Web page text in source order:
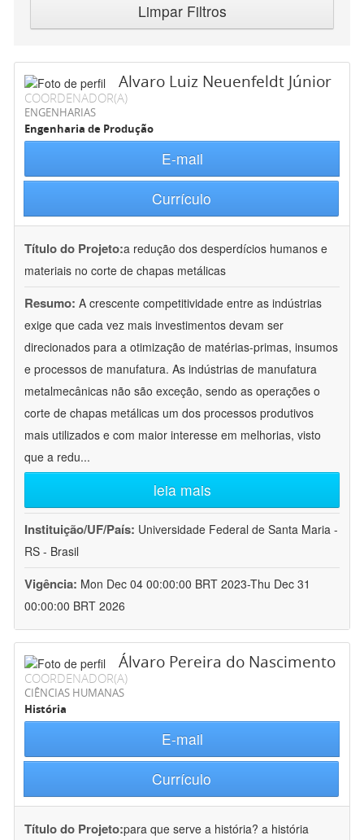
Limpar Filtros
Alvaro Luiz Neuenfeldt Júnior
COORDENADOR(A)
ENGENHARIAS
Engenharia de Produção
E-mail
Currículo
Título do Projeto:a redução dos desperdícios humanos e
materiais no corte de chapas metálicas
Resumo: A crescente competitividade entre as indústrias
exige que cada vez mais investimentos devam ser
direcionados para a otimização de matérias-primas, insumos
e processos de manufatura. As indústrias de manufatura
metalmecânicas não são exceção, sendo as operações o
corte de chapas metálicas um dos processos produtivos
mais utilizados e com maior interesse em melhorias, visto
que a redu...
leia mais
Instituição/UF/País: Universidade Federal de Santa Maria -
RS - Brasil
Vigência: Mon Dec 04 00:00:00 BRT 2023-Thu Dec 31
00:00:00 BRT 2026
Álvaro Pereira do Nascimento
COORDENADOR(A)
CIÊNCIAS HUMANAS
História
E-mail
Currículo
Título do Projeto:para que serve a história? a história